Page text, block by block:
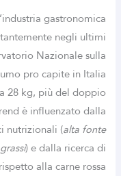
gastronomica
negli ultimi
Nazionale sulla
pro capite in Italia
28 kg, più del doppio
è influenzato dalla
nutrizionali (alta fonte
) e dalla ricerca di
alla carne rossa.